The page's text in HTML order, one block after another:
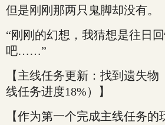
但是刚刚那两只鬼脚却没有。
“刚刚的幻想，我猜想是往日
吧……”
【主线任务更新：找到遗失
线任务进度18%）】
【作为第一个完成主线任务